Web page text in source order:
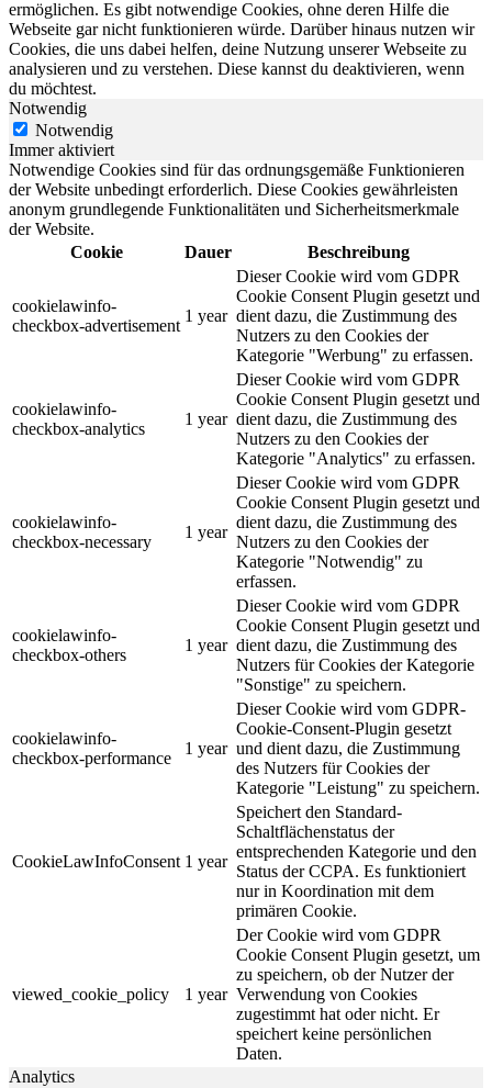
ermöglichen. Es gibt notwendige Cookies, ohne deren Hilfe die
Webseite gar nicht funktionieren würde. Darüber hinaus nutzen wir
Cookies, die uns dabei helfen, deine Nutzung unserer Webseite zu
analysieren und zu verstehen. Diese kannst du deaktivieren, wenn
du möchtest.
Notwendig
Notwendig
Immer aktiviert
Notwendige Cookies sind für das ordnungsgemäße Funktionieren
der Website unbedingt erforderlich. Diese Cookies gewährleisten
anonym grundlegende Funktionalitäten und Sicherheitsmerkmale
der Website.
Cookie
Dauer Beschreibung
cookielawinfo-
checkbox-advertisement
1 year
Dieser Cookie wird vom GDPR
Cookie Consent Plugin gesetzt und
dient dazu, die Zustimmung des
Nutzers zu den Cookies der
Kategorie "Werbung" zu erfassen.
cookielawinfo-
checkbox-analytics
1 year
Dieser Cookie wird vom GDPR
Cookie Consent Plugin gesetzt und
dient dazu, die Zustimmung des
Nutzers zu den Cookies der
Kategorie "Analytics" zu erfassen.
cookielawinfo-
checkbox-necessary
1 year
Dieser Cookie wird vom GDPR
Cookie Consent Plugin gesetzt und
dient dazu, die Zustimmung des
Nutzers zu den Cookies der
Kategorie "Notwendig" zu
erfassen.
cookielawinfo-
checkbox-others
1 year
Dieser Cookie wird vom GDPR
Cookie Consent Plugin gesetzt und
dient dazu, die Zustimmung des
Nutzers für Cookies der Kategorie
"Sonstige" zu speichern.
cookielawinfo-
checkbox-performance
1 year
Dieser Cookie wird vom GDPR-
Cookie-Consent-Plugin gesetzt
und dient dazu, die Zustimmung
des Nutzers für Cookies der
Kategorie "Leistung" zu speichern.
CookieLawInfoConsent 1 year
Speichert den Standard-
Schaltflächenstatus der
entsprechenden Kategorie und den
Status der CCPA. Es funktioniert
nur in Koordination mit dem
primären Cookie.
viewed_cookie_policy 1 year
Der Cookie wird vom GDPR
Cookie Consent Plugin gesetzt, um
zu speichern, ob der Nutzer der
Verwendung von Cookies
zugestimmt hat oder nicht. Er
speichert keine persönlichen
Daten.
Analytics